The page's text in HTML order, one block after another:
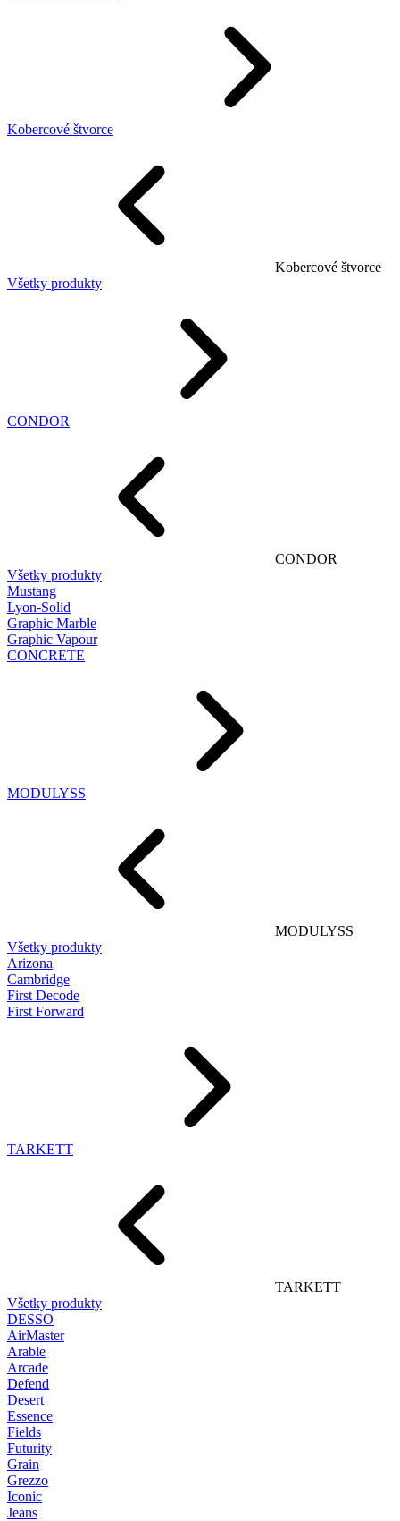
Kobercové štvorce
Kobercové štvorce
Všetky produkty
CONDOR
CONDOR
Všetky produkty
Mustang
Lyon-Solid
Graphic Marble
Graphic Vapour
CONCRETE
MODULYSS
MODULYSS
Všetky produkty
Arizona
Cambridge
First Decode
First Forward
TARKETT
TARKETT
Všetky produkty
DESSO
AirMaster
Arable
Arcade
Defend
Desert
Essence
Fields
Futurity
Grain
Grezzo
Iconic
Jeans